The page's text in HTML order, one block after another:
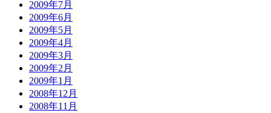
2009年7月
2009年6月
2009年5月
2009年4月
2009年3月
2009年2月
2009年1月
2008年12月
2008年11月